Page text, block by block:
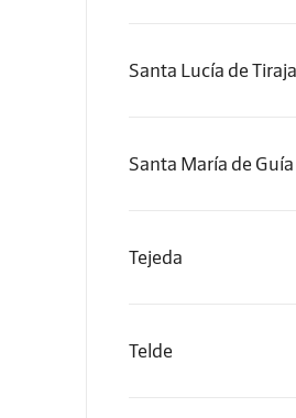
Santa Lucía de
Santa María de Guía
Tejeda
Telde